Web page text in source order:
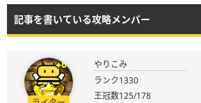
記事を書いている攻略メンバー
やりこみ
ランク1330
王冠数125/178